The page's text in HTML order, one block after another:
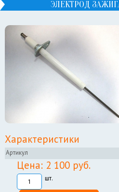
ЭЛЕКТРОД
Характеристики
Артикул
Цена: 2 100 руб.
шт.